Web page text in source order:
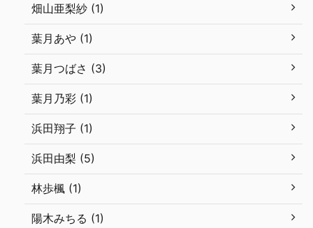
畑山亜梨紗 (1)
葉月あや (1)
葉月つばさ (3)
葉月乃彩 (1)
浜田翔子 (1)
浜田由梨 (5)
林歩楓 (1)
陽木みちる (1)